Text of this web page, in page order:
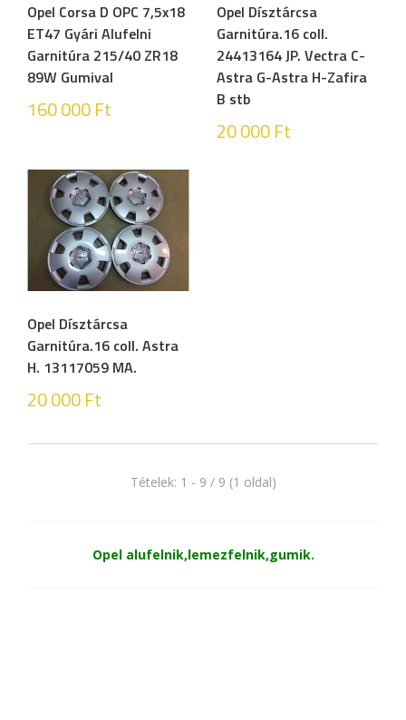
Opel Corsa D OPC 7,5x18
ET47 Gyári Alufelni
Garnitúra 215/40 ZR18
89W Gumival
160 000Ft
Opel Dísztárcsa
Garnitúra.16 coll.
24413164 JP. Vectra C-
Astra G-Astra H-Zafira
B stb
20 000Ft
Opel Dísztárcsa
Garnitúra.16 coll. Astra
H. 13117059 MA.
20 000Ft
Tételek: 1 - 9 / 9 (1 oldal)
Opel alufelnik,lemezfelnik,gumik.